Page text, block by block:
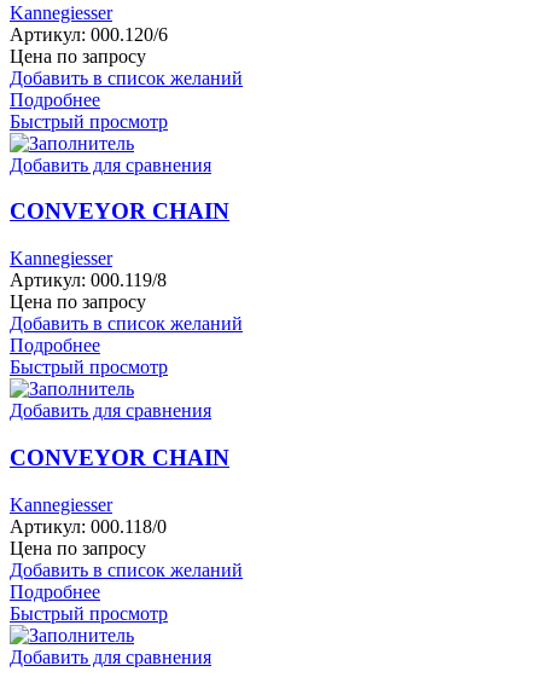
Kannegiesser
Артикул: 000.120/6
Цена по запросу
Добавить в список желаний
Подробнее
Быстрый просмотр
Добавить для сравнения
CONVEYOR CHAIN
Kannegiesser
Артикул: 000.119/8
Цена по запросу
Добавить в список желаний
Подробнее
Быстрый просмотр
Добавить для сравнения
CONVEYOR CHAIN
Kannegiesser
Артикул: 000.118/0
Цена по запросу
Добавить в список желаний
Подробнее
Быстрый просмотр
Добавить для сравнения